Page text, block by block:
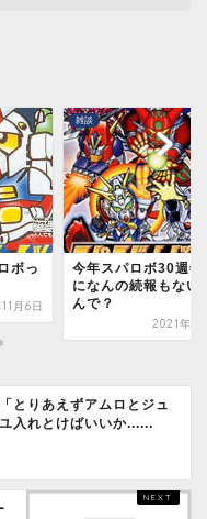
なの
のな
月31日
雑談
スパロボにロボじゃ
っぽい枠の導入は英
と思う
2025年2
とりあえずアムロとジュ
入れとけばいいか......